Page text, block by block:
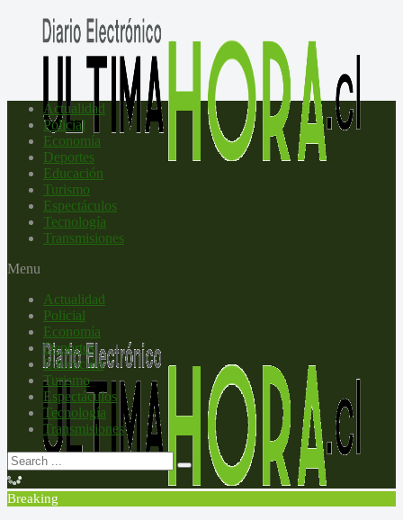
Actualidad
Policial
Economía
Deportes
Educación
Turismo
Espectáculos
Tecnología
Transmisiones
Menu
Actualidad
Policial
Economía
Deportes
Educación
Turismo
Espectáculos
Tecnología
Transmisiones
Breaking